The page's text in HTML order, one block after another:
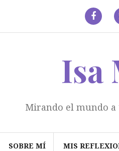
Isa
Mirando el mundo
SOBRE MÍ MIS